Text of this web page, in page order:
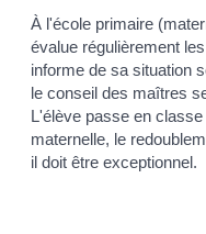
À l'école primaire
évalue régulièrement
informe de sa situation
le conseil des maîtres
L'élève passe en
maternelle, le
il doit être exceptionnel.